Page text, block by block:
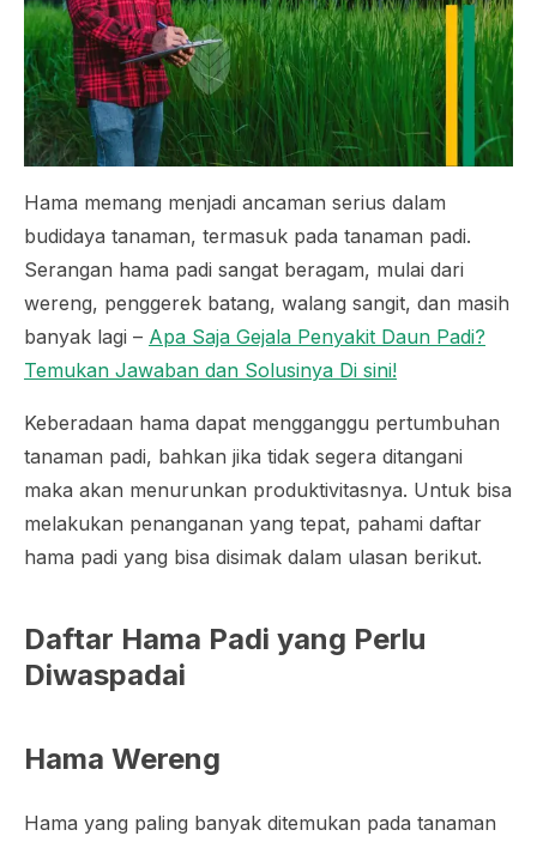
Hama memang menjadi ancaman serius dalam
budidaya tanaman, termasuk pada tanaman padi.
Serangan hama padi sangat beragam, mulai dari
wereng, penggerek batang, walang sangit, dan masih
banyak lagi – Apa Saja Gejala Penyakit Daun Padi?
Temukan Jawaban dan Solusinya Di sini!
Keberadaan hama dapat mengganggu pertumbuhan
tanaman padi, bahkan jika tidak segera ditangani
maka akan menurunkan produktivitasnya. Untuk bisa
melakukan penanganan yang tepat, pahami daftar
hama padi yang bisa disimak dalam ulasan berikut.
Daftar Hama Padi yang Perlu
Diwaspadai
Hama Wereng
Hama yang paling banyak ditemukan pada tanaman